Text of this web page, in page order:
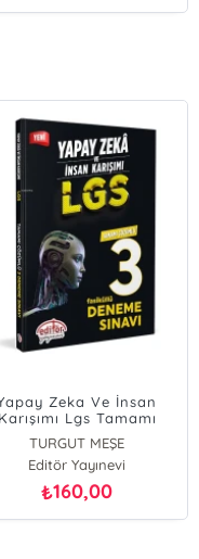
Zeka Ve İnsan
Karışımı Lgs Tamamı
Çözümlü 3 Fasikül
Deneme
TURGUT MEŞE
Editör Yayınevi
₺160,00